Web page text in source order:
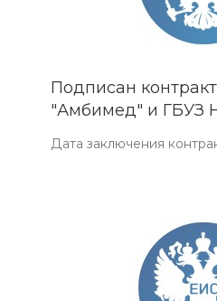
Подписан
"Амбимед" и ГБУЗ
Дата заключения